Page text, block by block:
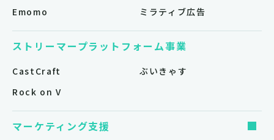
Emomo
ミラティブ広告
ストリーマープラットフォーム事業
CastCraft
ぶいきゃす
Rock on V
マーケティング支援